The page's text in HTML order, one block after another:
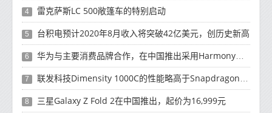
4 雷克萨斯LC 500敞篷车的特别启动
5 台积电预计2020年8月收入将突破42亿美元，创历史新高
6 华为与主要消费品牌合作，在中国推出采用HarmonyOS 2.0的智能家居产品
7 联发科技Dimensity 1000C的性能略高于Snapdragon 765G
8 三星Galaxy Z Fold 2在中国推出，起价为16,999元